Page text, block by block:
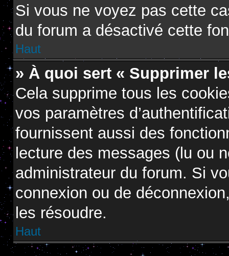
Si vous ne voyez pas cette
du forum a désactivé cette
Haut
» À quoi sert « Supprimer
Cela supprime tous les
vos paramètres
fournissent aussi des
lecture des messages (lu ou
administrateur du forum. Si
connexion ou de
les résoudre.
Haut